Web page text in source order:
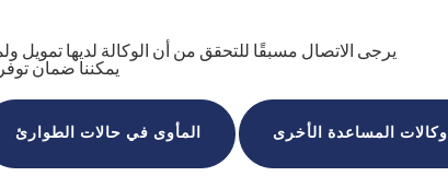
يرجى الاتصال مسبقًا للتحقق من أن الوكالة لديها تمويل
يمكننا ضمان
وكالات المساعدة الأخرى المأوى في حالات الطوارئ